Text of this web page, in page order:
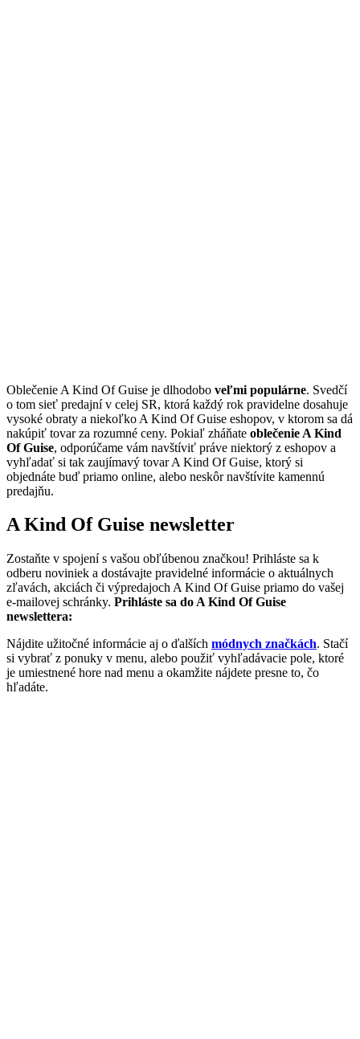
Oblečenie A Kind Of Guise je dlhodobo veľmi populárne. Svedčí
o tom sieť predajní v celej SR, ktorá každý rok pravidelne dosahuje
vysoké obraty a niekoľko A Kind Of Guise eshopov, v ktorom sa dá
nakúpiť tovar za rozumné ceny. Pokiaľ zháňate oblečenie A Kind
Of Guise, odporúčame vám navštíviť práve niektorý z eshopov a
vyhľadať si tak zaujímavý tovar A Kind Of Guise, ktorý si
objednáte buď priamo online, alebo neskôr navštívite kamennú
predajňu.
A Kind Of Guise newsletter
Zostaňte v spojení s vašou obľúbenou značkou! Prihláste sa k
odberu noviniek a dostávajte pravidelné informácie o aktuálnych
zľavách, akciách či výpredajoch A Kind Of Guise priamo do vašej
e-mailovej schránky. Prihláste sa do A Kind Of Guise
newslettera:
Nájdite užitočné informácie aj o ďalších módnych značkách. Stačí
si vybrať z ponuky v menu, alebo použiť vyhľadávacie pole, ktoré
je umiestnené hore nad menu a okamžite nájdete presne to, čo
hľadáte.